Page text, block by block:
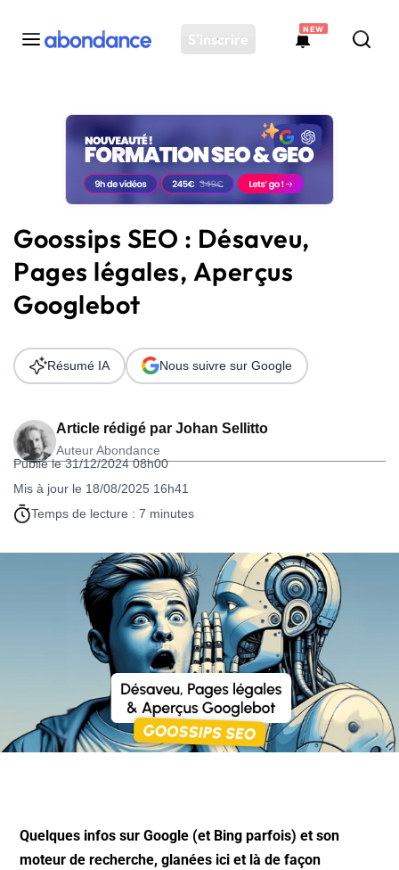
S'inscrire
NEW
Toutes les actus
Actus SEO
Plateforme
Solutions
Ressources
Audit SEO
Goossips SEO : Désaveu,
Pages légales, Aperçus
Googlebot
Article rédigé par Johan Sellitto
Auteur Abondance
Publié le 31/12/2024 08h00
Mis à jour le 18/08/2025 16h41
Temps de lecture : 7 minutes
Résumé IA Nous suivre sur Google
Quelques infos sur Google (et Bing parfois) et son
moteur de recherche, glanées ici et là de façon